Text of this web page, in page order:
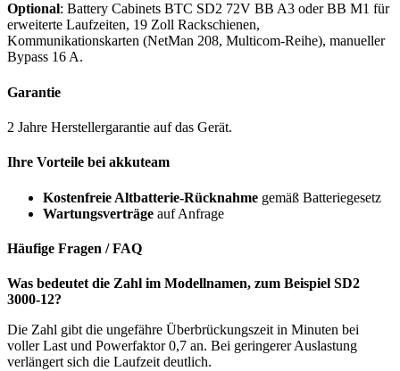
Optional: Battery Cabinets BTC SD2 72V BB A3 oder BB M1 für
erweiterte Laufzeiten, 19 Zoll Rackschienen,
Kommunikationskarten (NetMan 208, Multicom-Reihe), manueller
Bypass 16 A.
Garantie
2 Jahre Herstellergarantie auf das Gerät.
Ihre Vorteile bei akkuteam
Kostenfreie Altbatterie-Rücknahme gemäß Batteriegesetz
Wartungsverträge auf Anfrage
Häufige Fragen / FAQ
Was bedeutet die Zahl im Modellnamen, zum Beispiel SD2
3000-12?
Die Zahl gibt die ungefähre Überbrückungszeit in Minuten bei
voller Last und Powerfaktor 0,7 an. Bei geringerer Auslastung
verlängert sich die Laufzeit deutlich.